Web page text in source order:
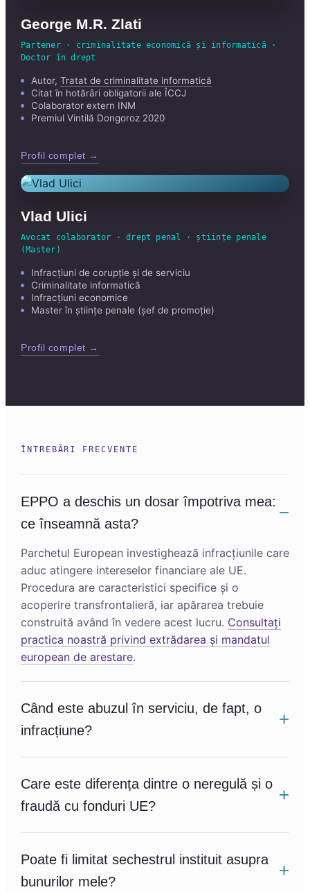
George M.R. Zlati
Partener · criminalitate economică și informatică ·
Doctor în drept
Autor, Tratat de criminalitate informatică
Citat în hotărâri obligatorii ale ÎCCJ
Colaborator extern INM
Premiul Vintilă Dongoroz 2020
Profil complet →
Vlad Ulici
Avocat colaborator · drept penal · științe penale
(Master)
Infracțiuni de corupție și de serviciu
Criminalitate informatică
Infracțiuni economice
Master în științe penale (șef de promoție)
Profil complet →
ÎNTREBĂRI FRECVENTE
EPPO a deschis un dosar împotriva mea:
ce înseamnă asta?
Parchetul European investighează infracțiunile care
aduc atingere intereselor financiare ale UE.
Procedura are caracteristici specifice și o
acoperire transfrontalieră, iar apărarea trebuie
construită având în vedere acest lucru. Consultați
practica noastră privind extrădarea și mandatul
european de arestare.
Când este abuzul în serviciu, de fapt, o
infracțiune?
Care este diferența dintre o neregulă și o
fraudă cu fonduri UE?
Poate fi limitat sechestrul instituit asupra
bunurilor mele?